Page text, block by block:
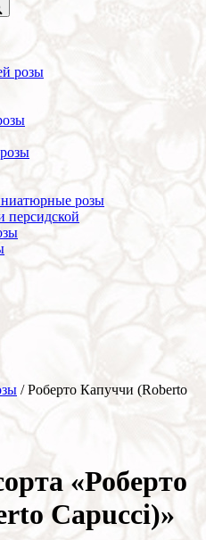
розы
розы
персидской
/ Роберто Капуччи (Roberto
«Роберто
Capucci)»